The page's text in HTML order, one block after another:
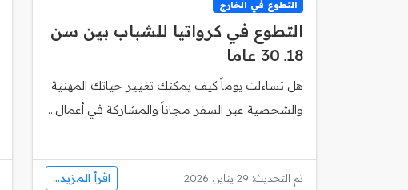
التطوع في الخارج
التطوع في كرواتيا للشباب بين سن
18ـ 30 عاما
هل تساءلت يوماً كيف يمكنك تغيير حياتك المهنية
والشخصية عبر السفر مجاناً والمشاركة في أعمال...
تم التحديث: 29 يناير، 2026 اقرأ المزيد...